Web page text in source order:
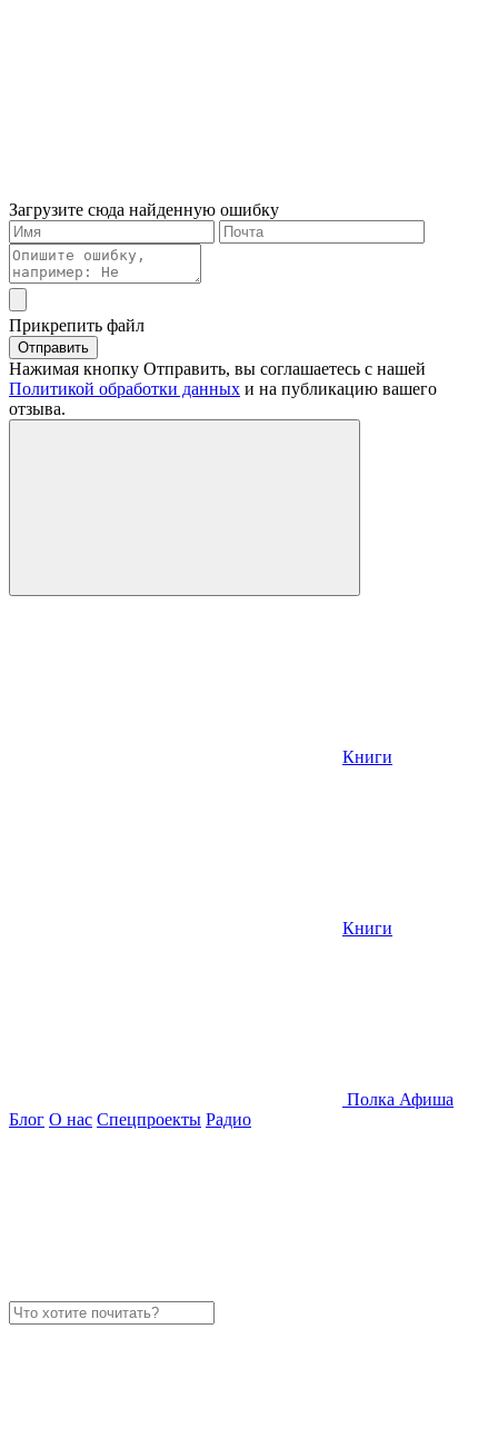
Загрузите сюда найденную ошибку
Прикрепить файл
Отправить
Нажимая кнопку Отправить, вы соглашаетесь с нашей
Политикой обработки данных и на публикацию вашего
отзыва.
Книги
Книги
Полка Афиша
Блог О нас Спецпроекты Радио